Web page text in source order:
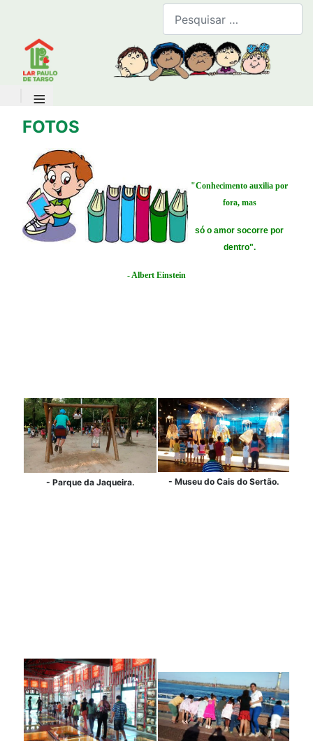
≡
FOTOS
"Conhecimento auxilia por
fora, mas
só o amor socorre por
dentro".
- Albert Einstein
- Parque da Jaqueira. - Museu do Cais do Sertão.